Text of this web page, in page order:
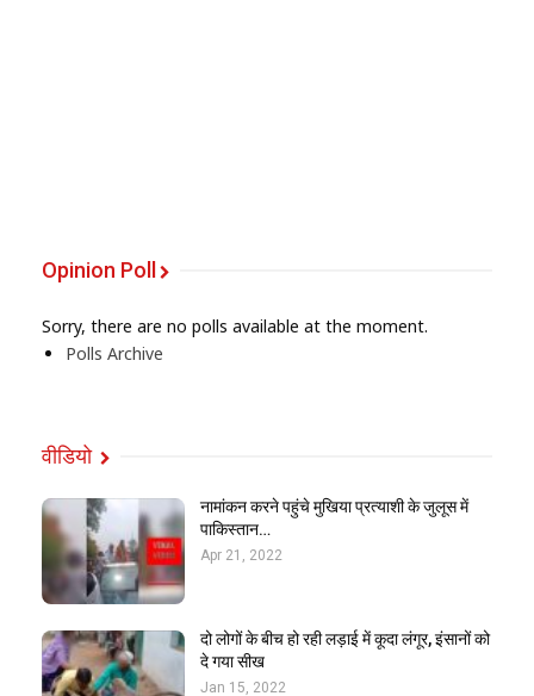
Opinion Poll
Sorry, there are no polls available at the moment.
Polls Archive
वीडियो
नामांकन करने पहुंचे मुखिया प्रत्याशी के जुलूस में
पाकिस्तान…
Apr 21, 2022
दो लोगों के बीच हो रही लड़ाई में कूदा लंगूर, इंसानों को
दे गया सीख
Jan 15, 2022